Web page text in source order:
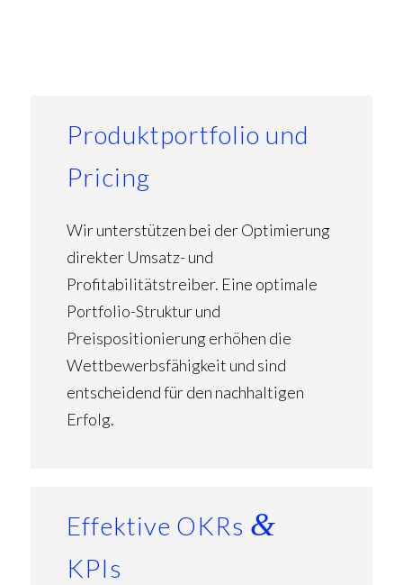
Produktportfolio und
Pricing
Wir unterstützen bei der Optimierung
direkter Umsatz- und
Profitabilitätstreiber. Eine optimale
Portfolio-Struktur und
Preispositionierung erhöhen die
Wettbewerbsfähigkeit und sind
entscheidend für den nachhaltigen
Erfolg.
Effektive OKRs &
KPIs